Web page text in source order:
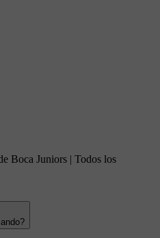
Boca Juniors | Todos los